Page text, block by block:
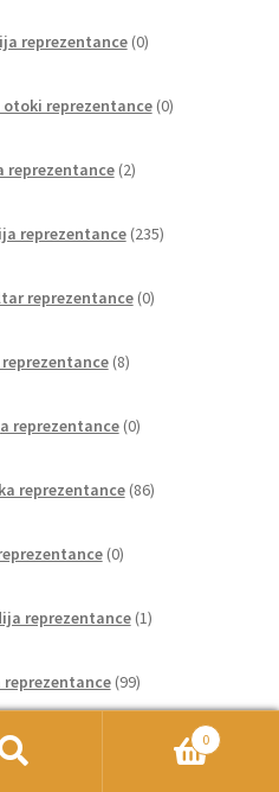
reprezentance 0izdelkov
otoki reprezentance 0izdelkov
reprezentance 2izdelka
reprezentance 235izdelkov
reprezentance 0izdelkov
8izdelkov
reprezentance 0izdelkov
reprezentance 86izdelkov
0izdelkov
reprezentance 1izdelek
99izdelkov
izdelkov
0